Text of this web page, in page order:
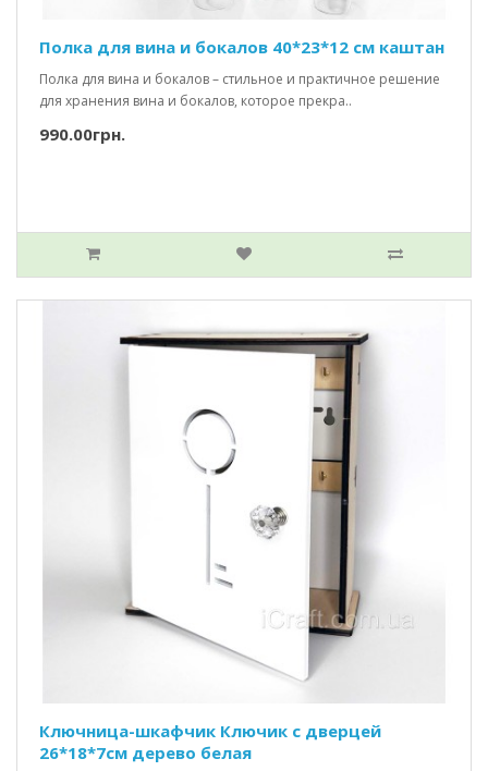
Полка для вина и бокалов 40*23*12 см каштан
Полка для вина и бокалов – стильное и практичное решение
для хранения вина и бокалов, которое прекра..
990.00грн.
Ключница-шкафчик Ключик c дверцей
26*18*7см дерево белая